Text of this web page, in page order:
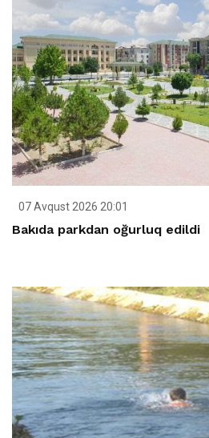
07 Avqust 2026 20:01
Bakıda parkdan oğurluq edildi